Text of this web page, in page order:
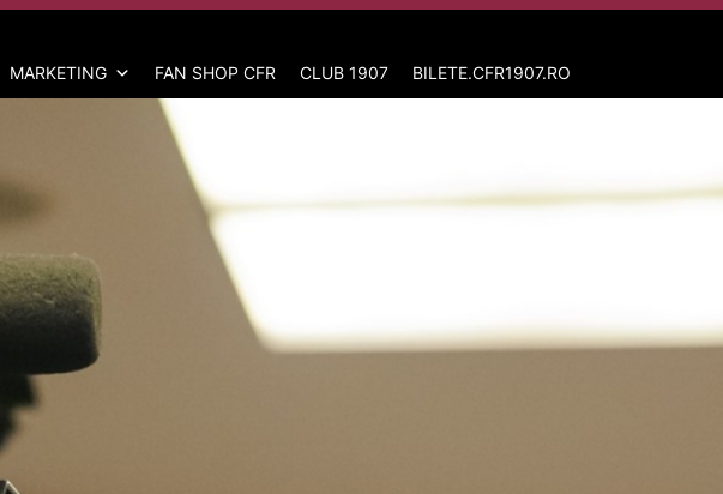
MARKETING FAN SHOP CFR CLUB 1907 BILETE.CFR1907.RO